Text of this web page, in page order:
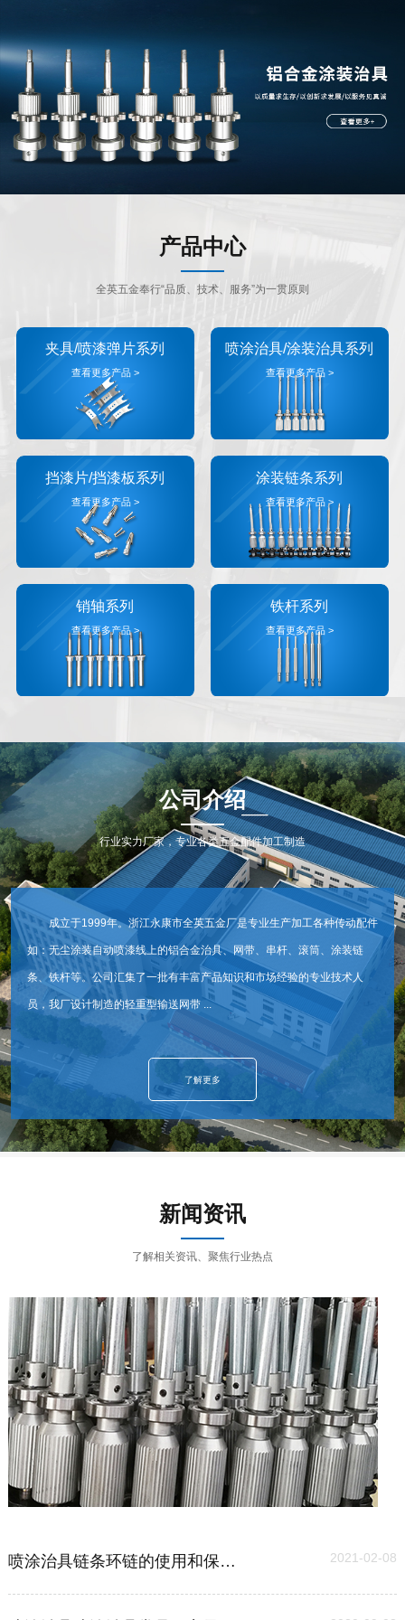
产品中心
全英五金奉行“品质、技术、服务”为一贯原则
夹具/喷漆弹片系列
查看更多产品 >
喷涂治具/涂装治具系列
查看更多产品 >
挡漆片/挡漆板系列
查看更多产品 >
涂装链条系列
查看更多产品 >
销轴系列
查看更多产品 >
铁杆系列
查看更多产品 >
公司介绍
行业实力厂家，专业各类五金配件加工制造
成立于1999年。浙江永康市全英五金厂是专业生产加工各种传动配件
如：无尘涂装自动喷漆线上的铝合金治具、网带、串杆、滚筒、涂装链
条、铁杆等。公司汇集了一批有丰富产品知识和市场经验的专业技术人
员，我厂设计制造的轻重型输送网带 ...
了解更多
新闻资讯
了解相关资讯、聚焦行业热点
喷涂治具链条环链的使用和保养维护 2021-02-08